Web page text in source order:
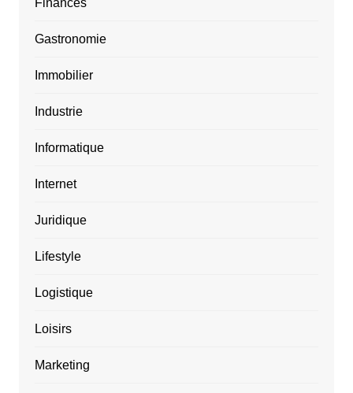
Gastronomie
Immobilier
Industrie
Informatique
Internet
Juridique
Lifestyle
Logistique
Loisirs
Marketing